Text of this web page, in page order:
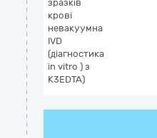
зразків
крові
невакуумна
IVD
(діагностика
in vitro ) з
K3EDTA)